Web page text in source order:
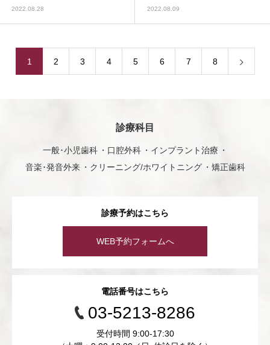
2022.08.28 2022.08.09
1 2 3 4 5 6 7 8
診療科目
一般･小児歯科 口腔外科
インプラント治療
音楽･発音外来
クリーニング/ホワイトニング 矯正歯科
診療予約はこちら
WEB予約フォームへ
電話番号はこちら
03-5213-8286
受付時間 9:00-17:30